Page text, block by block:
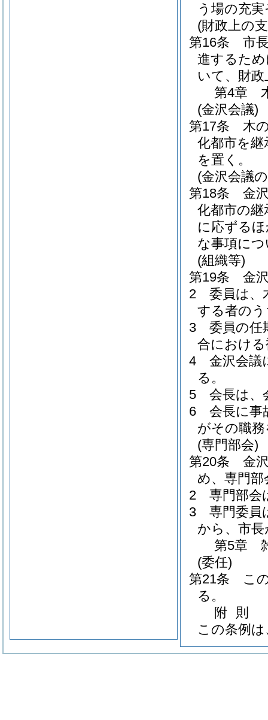
う場の充
(財政上の
第16条
市
進するた
いて、財
第4章
(金沢会議)
第17条
木
化都市を継
を置く。
(金沢会議
第18条
金
化都市の
に応ずる
な事項に
(組織等)
第19条
金
2
委員は、
する者の
3
委員の任
合におけ
4
金沢会議
る。
5
会長は、
6
会長に事
がその職
(専門部会)
第20条
金
め、専門
2
専門部会
3
専門委員
から、市
第5章
(委任)
第21条
こ
る。
附 則
この条例